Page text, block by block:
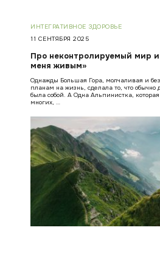
ИНТЕГРАТИВНОЕ ЗДОРОВЬЕ
11 СЕНТЯБРЯ 2025
Про неконтролируемый мир и
меня живым»
Однажды Большая Гора, молчаливая и
планам на жизнь, сделала то, что обычно
была собой. А Одна Альпинистка,
многих, …